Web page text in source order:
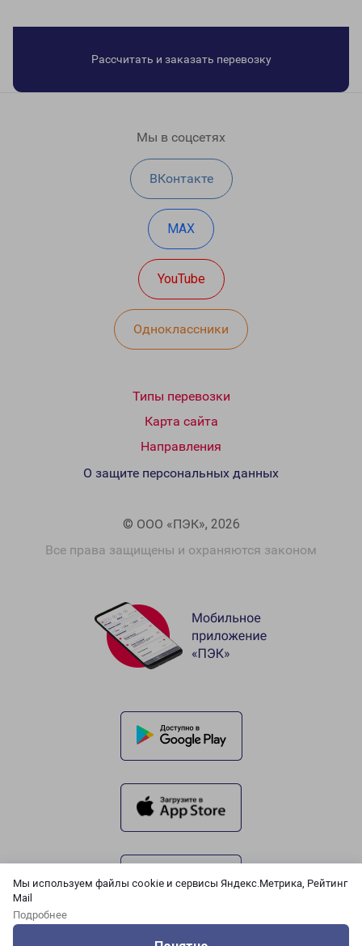
Мы используем файлы cookie и сервисы Яндекс.Метрика, Рейтинг
Mail
Подробнее
Рассчитать и заказать перевозку
Мы в соцсетях
ВКонтакте
MAX
YouTube
Одноклассники
Типы перевозки
Карта сайта
Направления
© ООО «ПЭК», 2026
Все права защищены и охраняются законом
О защите персональных данных